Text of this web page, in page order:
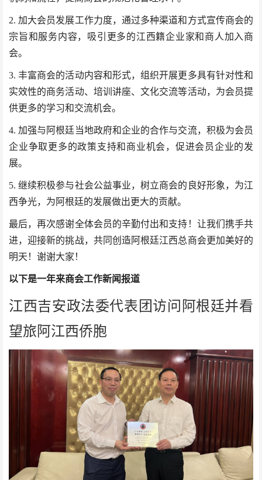
2. 加大会员发展工作力度，通过多种渠道和方式宣传商会的
宗旨和服务内容，吸引更多的江西籍企业家和商人加入商
会。
3. 丰富商会的活动内容和形式，组织开展更多具有针对性和
实效性的商务活动、培训讲座、文化交流等活动，为会员提
供更多的学习和交流机会。
4. 加强与阿根廷当地政府和企业的合作与交流，积极为会员
企业争取更多的政策支持和商业机会，促进会员企业的发
展。
5. 继续积极参与社会公益事业，树立商会的良好形象，为江
西争光，为阿根廷的发展做出更大的贡献。
最后，再次感谢全体会员的辛勤付出和支持！让我们携手共
进，迎接新的挑战，共同创造阿根廷江西总商会更加美好的
明天！ 谢谢大家！
以下是一年来商会工作新闻报道
江西吉安政法委代表团访问阿根廷并看
望旅阿江西侨胞